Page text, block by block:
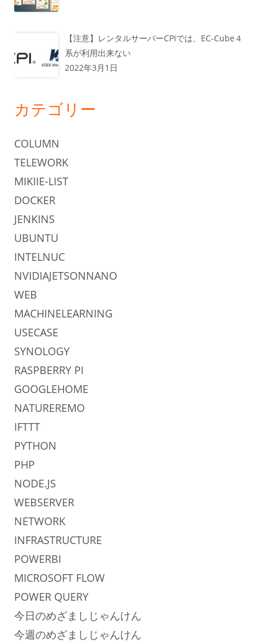
【注意】レンタルサーバーCPIでは、EC-Cube４
系が利用出来ない
2022年3月1日
カテゴリー
COLUMN
TELEWORK
MIKIIE-LIST
DOCKER
JENKINS
UBUNTU
INTELNUC
NVIDIAJETSONNANO
WEB
MACHINELEARNING
USECASE
SYNOLOGY
RASPBERRY PI
GOOGLEHOME
NATUREREMO
IFTTT
PYTHON
PHP
NODE.JS
WEBSERVER
NETWORK
INFRASTRUCTURE
POWERBI
MICROSOFT FLOW
POWER QUERY
今日のめざましじゃんけん
今週のめざましじゃんけん